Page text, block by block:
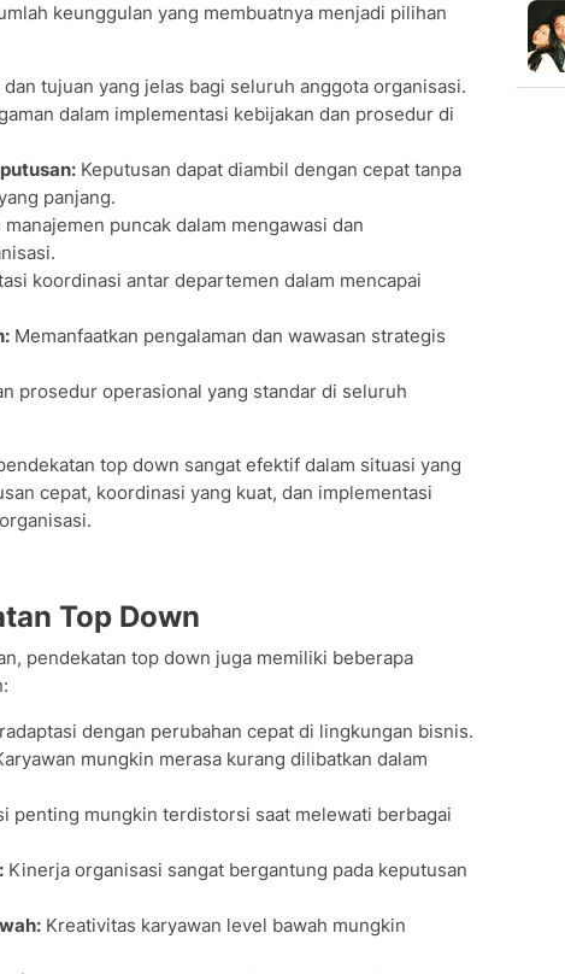
keunggulan yang membuatnya menjadi pilihan
tujuan yang jelas bagi seluruh anggota organisasi.
dalam implementasi kebijakan dan prosedur di
Keputusan dapat diambil dengan cepat tanpa
panjang.
manajemen puncak dalam mengawasi dan
koordinasi antar departemen dalam mencapai
Memanfaatkan pengalaman dan wawasan strategis
prosedur operasional yang standar di seluruh
top down sangat efektif dalam situasi yang
cepat, koordinasi yang kuat, dan implementasi
Top Down
pendekatan top down juga memiliki beberapa
dengan perubahan cepat di lingkungan bisnis.
mungkin merasa kurang dilibatkan dalam
penting mungkin terdistorsi saat melewati berbagai
Kinerja organisasi sangat bergantung pada keputusan
Kreativitas karyawan level bawah mungkin